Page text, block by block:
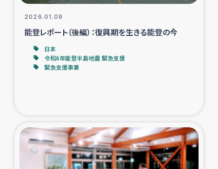
ガザ空爆被災者への食料支援と農家生産支援
ガザ地区における被災住民への緊急支援
2026.01.09
能登レポート（後編）：復興期を生きる能登の今
日本
令和6年能登半島地震 緊急支援
緊急支援事業